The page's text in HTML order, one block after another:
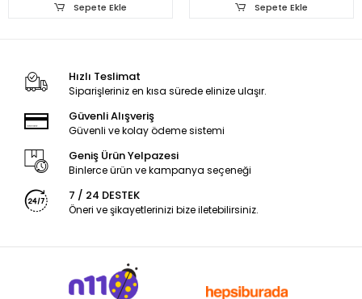
Sepete Ekle Sepete Ekle
Hızlı Teslimat
Siparişleriniz en kısa sürede elinize ulaşır.
Güvenli Alışveriş
Güvenli ve kolay ödeme sistemi
Geniş Ürün Yelpazesi
Binlerce ürün ve kampanya seçeneği
7 / 24 DESTEK
Öneri ve şikayetlerinizi bize iletebilirsiniz.